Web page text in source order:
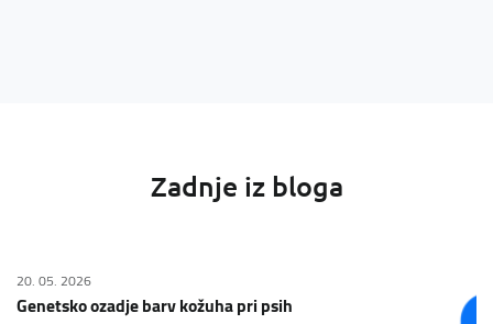
Zadnje iz bloga
20. 05. 2026
Genetsko ozadje barv kožuha pri psih